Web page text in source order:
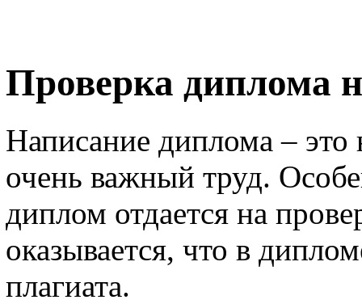
Проверка диплома
Написание диплома – это
очень важный труд.
диплом отдается на
оказывается, что в
плагиата.